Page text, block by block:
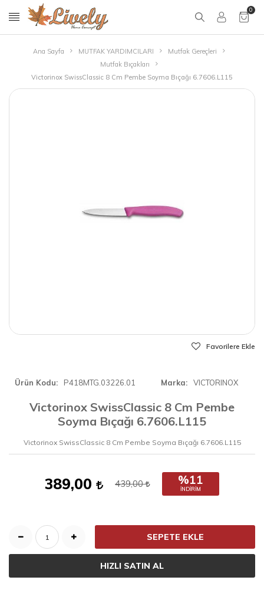
0
Ana Sayfa MUTFAK YARDIMCILARI
Mutfak Gereçleri
Mutfak Bıçakları
Victorinox SwissClassic 8 Cm Pembe Soyma Bıçağı 6.7606.L115
Favorilere Ekle
Ürün Kodu P418MTG.03226.01 Marka VICTORINOX
Victorinox SwissClassic 8 Cm Pembe
Soyma Bıçağı 6.7606.L115
Victorinox SwissClassic 8 Cm Pembe Soyma Bıçağı 6.7606.L115
389,00 439,00 %11
İNDIRIM
SEPETE EKLE
HIZLI SATIN AL